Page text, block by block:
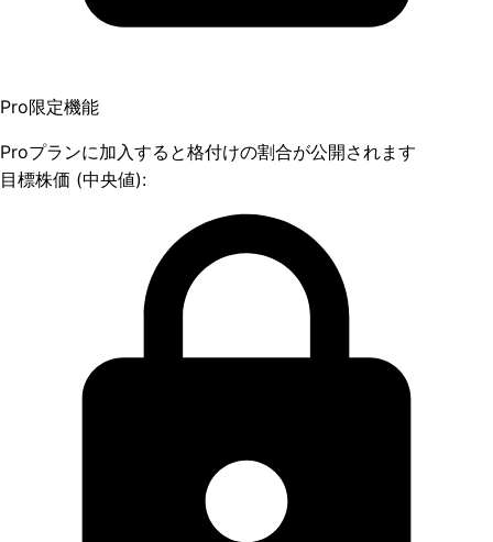
Pro限定機能
Proプランに加入すると格付けの割合が公開されます
目標株価 (中央値):